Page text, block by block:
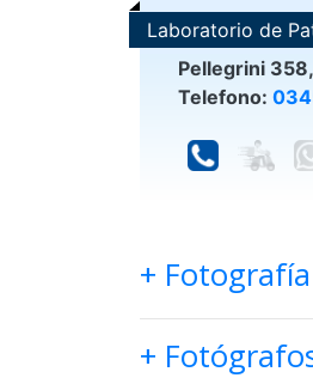
Laboratorio de
Citodiagnóstico
Pellegrini
Telefono:
+
+